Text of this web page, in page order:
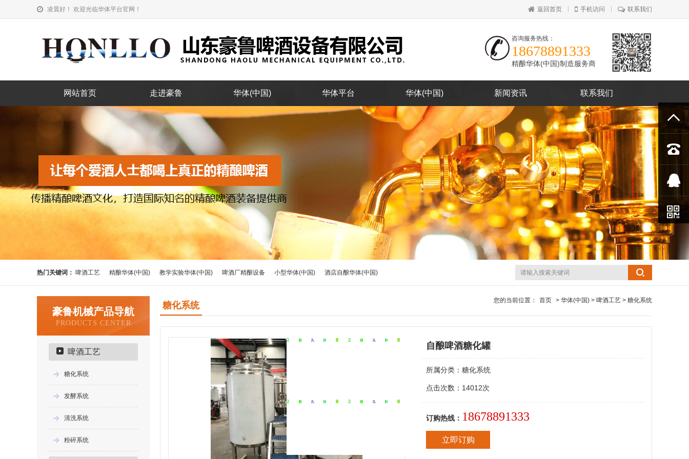
凌晨好！ 欢迎光临华体平台官网！ 返回首页 手机访问 联系我们
咨询服务热线：
18678891333
精酿华体(中国)制造服务商
网站首页 走进豪鲁 华体(中国) 华体平台 华体(中国) 新闻资讯 联系我们
热门关键词： 啤酒工艺 精酿华体(中国) 教学实验华体(中国) 啤酒厂精酿设备 小型华体(中国) 酒店自酿华体(中国)
豪鲁机械产品导航
PRODUCTS CENTER
啤酒工艺
糖化系统
发酵系统
清洗系统
粉碎系统
糖化系统 您的当前位置： 首页 > 华体(中国) > 啤酒工艺 > 糖化系统
自酿啤酒糖化罐
所属分类： 糖化系统
点击次数： 14012次
订购热线： 18678891333
立即订购



